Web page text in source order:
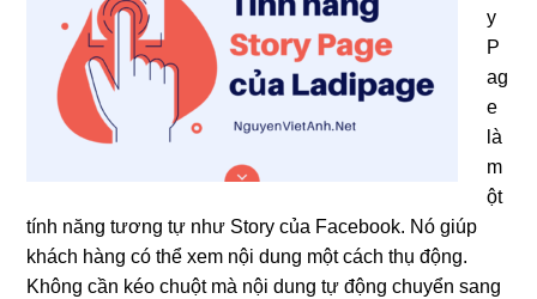
y
P
ag
e
là
m
ột
tính năng tương tự như Story của Facebook. Nó giúp
khách hàng có thể xem nội dung một cách thụ động.
Không cần kéo chuột mà nội dung tự động chuyển sang